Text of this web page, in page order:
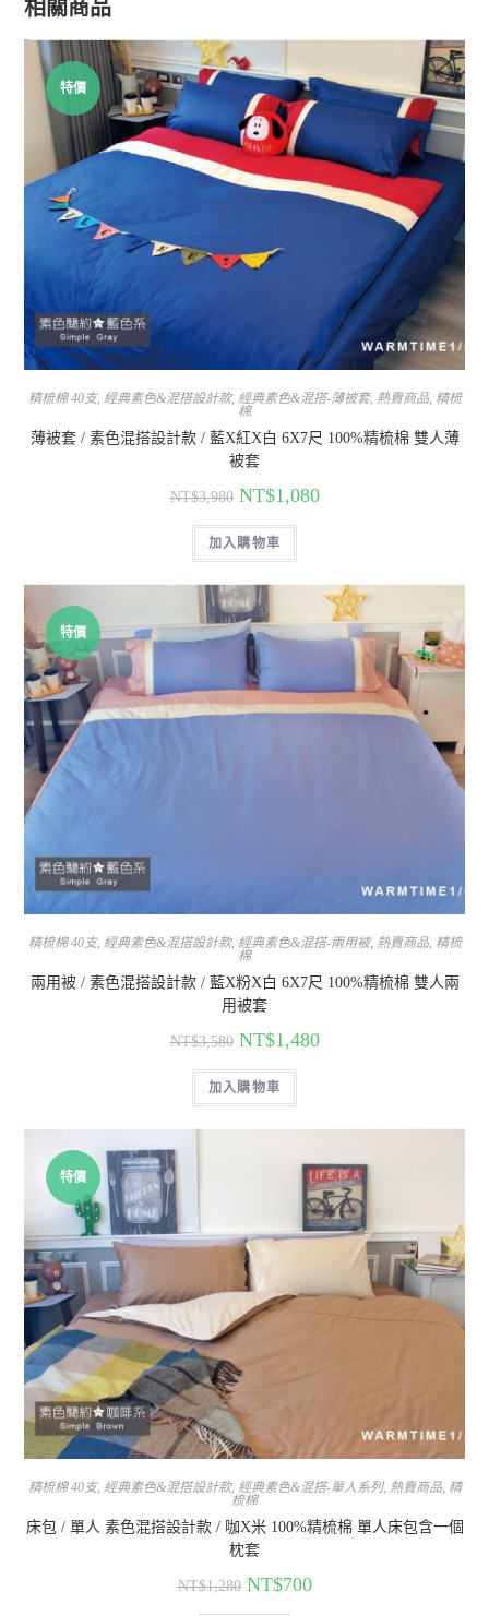
相關商品
特價
精梳棉 40支, 經典素色&混搭設計款, 經典素色&混搭-薄被套, 熱賣商品, 精梳
棉
薄被套 / 素色混搭設計款 / 藍X紅X白 6X7尺 100%精梳棉 雙人薄
被套
NT$3,980 NT$1,080
加入購物車
特價
精梳棉 40支, 經典素色&混搭設計款, 經典素色&混搭-兩用被, 熱賣商品, 精梳
棉
兩用被 / 素色混搭設計款 / 藍X粉X白 6X7尺 100%精梳棉 雙人兩
用被套
NT$3,580 NT$1,480
加入購物車
特價
精梳棉 40支, 經典素色&混搭設計款, 經典素色&混搭-單人系列, 熱賣商品, 精
梳棉
床包 / 單人 素色混搭設計款 / 咖X米 100%精梳棉 單人床包含一個
枕套
NT$1,280 NT$700